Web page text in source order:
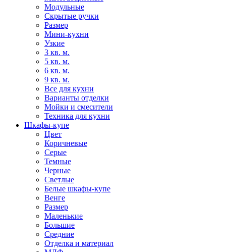
Модульные
Скрытые ручки
Размер
Мини-кухни
Узкие
3 кв. м.
5 кв. м.
6 кв. м.
9 кв. м.
Все для кухни
Варианты отделки
Мойки и смесители
Техника для кухни
Шкафы-купе
Цвет
Коричневые
Серые
Темные
Черные
Светлые
Белые шкафы-купе
Венге
Размер
Маленькие
Большие
Средние
Отделка и материал